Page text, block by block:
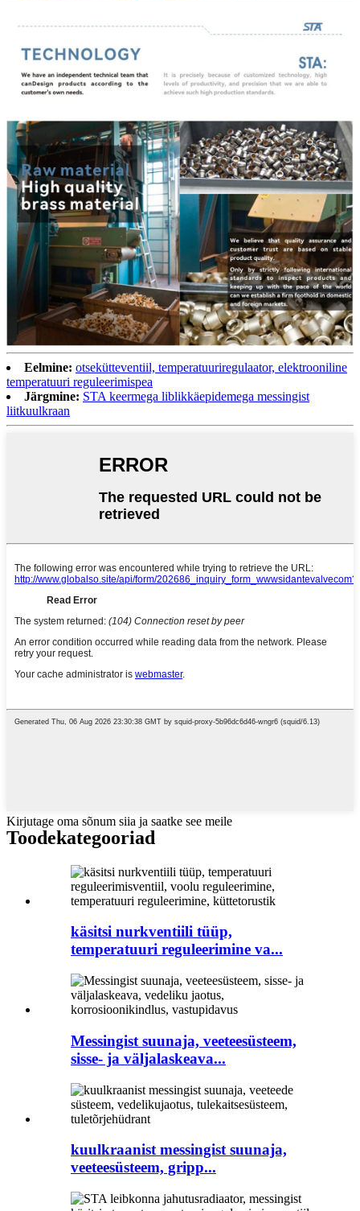
Eelmine: otsekütteventiil, temperatuuriregulaator, elektrooniline
temperatuuri reguleerimispea
Järgmine: STA keermega liblikkäepidemega messingist
liitkuulkraan
Kirjutage oma sõnum siia ja saatke see meile
Toodekategooriad
käsitsi nurkventiili tüüp,
temperatuuri reguleerimine va...
Messingist suunaja, veeteesüsteem,
sisse- ja väljalaskeava...
kuulkraanist messingist suunaja,
veeteesüsteem, gripp...